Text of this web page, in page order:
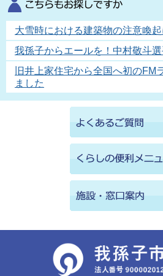
大雪時における建築物の注意喚
我孫子からエールを！中村敬斗
旧井上家住宅から全国へ初のFM
ました